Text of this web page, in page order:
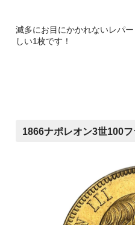
滅多にお目にかかれないレパ
しい1枚です！
1866ナポレオン3世100フ